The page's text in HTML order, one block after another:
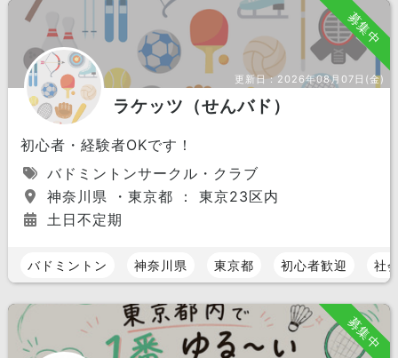
募集中
更新日：2026年08月07日(金)
ラケッツ（せんバド）
初心者・経験者OKです！
バドミントンサークル・クラブ
神奈川県 ・東京都 ： 東京23区内
土日不定期
バドミントン 神奈川県 東京都 初心者歓迎 社
募集中